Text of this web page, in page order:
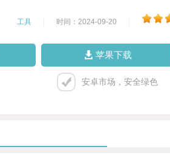
工具 时间：2024-09-20
苹果下载
安卓市场，安全绿色